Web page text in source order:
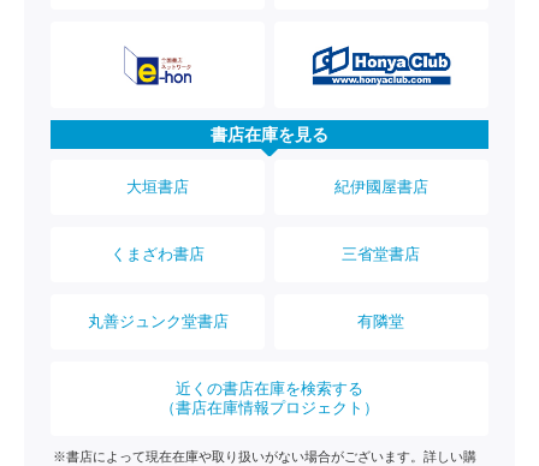
書店在庫を見る
大垣書店 紀伊國屋書店
くまざわ書店 三省堂書店
丸善ジュンク堂書店 有隣堂
近くの書店在庫を検索する
（書店在庫情報プロジェクト）
※書店によって現在在庫や取り扱いがない場合がございます。詳しい購